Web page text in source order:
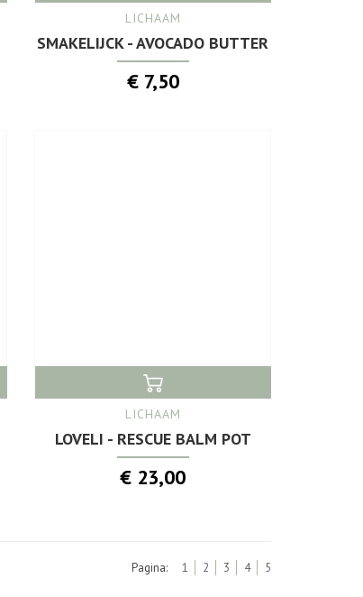
LICHAAM
SMAKELIJCK - AVOCADO BUTTER
€ 7,50
LICHAAM
LOVELI - RESCUE BALM POT
€ 23,00
Pagina: 1 2 3 4 5